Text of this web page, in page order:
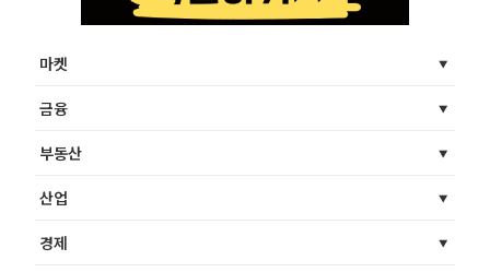
마켓
금융
부동산
산업
경제